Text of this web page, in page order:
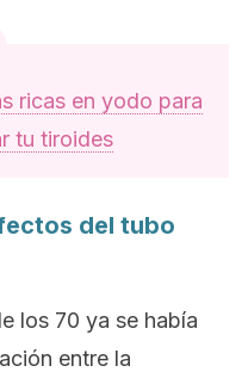
ricas en yodo para
tu tiroides
del tubo
los 70 ya se había
entre la